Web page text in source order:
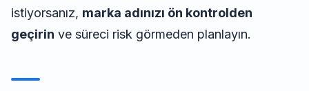
istiyorsanız, marka adınızı ön kontrolden
geçirin ve süreci risk görmeden planlayın.